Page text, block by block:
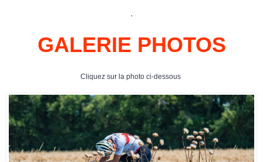
.
GALERIE PHOTOS
Cliquez sur la photo ci-dessous